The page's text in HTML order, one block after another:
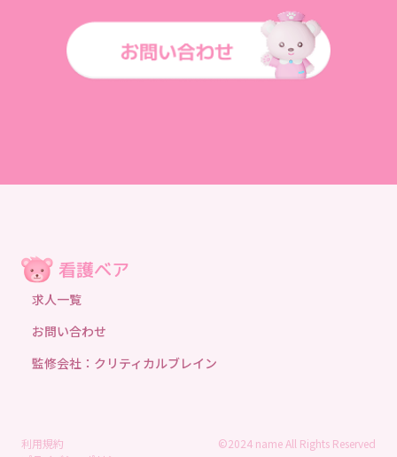
求人一覧
お問い合わせ
監修会社：クリティカルブレイン
利用規約
©2024 name All Rights Reserved